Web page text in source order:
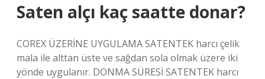
Saten alçı kaç saatte donar?
COREX ÜZERİNE UYGULAMA SATENTEK harcı çelik
mala ile alttan üste ve sağdan sola olmak üzere iki
yönde uygulanır. DONMA SÜRESİ SATENTEK harcı